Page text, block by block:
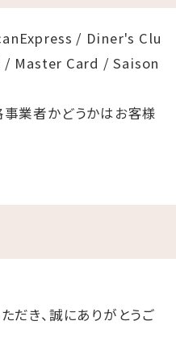
/ Diner's Clu
/ Master Card / Saison
業者かどうかはお客様
だき、誠にありがとうご